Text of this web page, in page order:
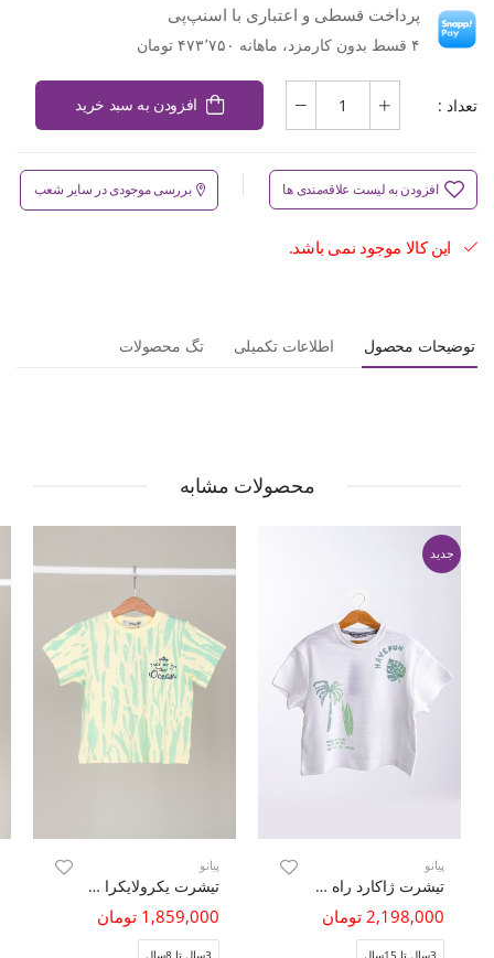
پرداخت قسطی و اعتباری با اسنپ‌پی
۴ قسط بدون کارمزد، ماهانه ۴۷۳٬۷۵۰ تومان
تعداد : افزودن به سبد خرید
افزودن به لیست علاقه‌مندی ها بررسی موجودی در سایر شعب
این کالا موجود نمی باشد.
توضیحات محصول اطلاعات تکمیلی تگ محصولات
محصولات مشابه
جدید
پیانو
تیشرت ژاکارد راه راه
2,198,000 تومان
3سال تا 15سال
پیانو
تیشرت یکرولایکرا تمام چاپ
1,859,000 تومان
3سال تا 8سال